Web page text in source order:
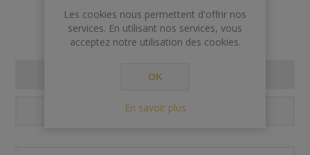
SPECIFICATIONS
CONTACT US
Les cookies nous permettent d'offrir nos
services. En utilisant nos services, vous
acceptez notre utilisation des cookies.
OK
En savoir plus